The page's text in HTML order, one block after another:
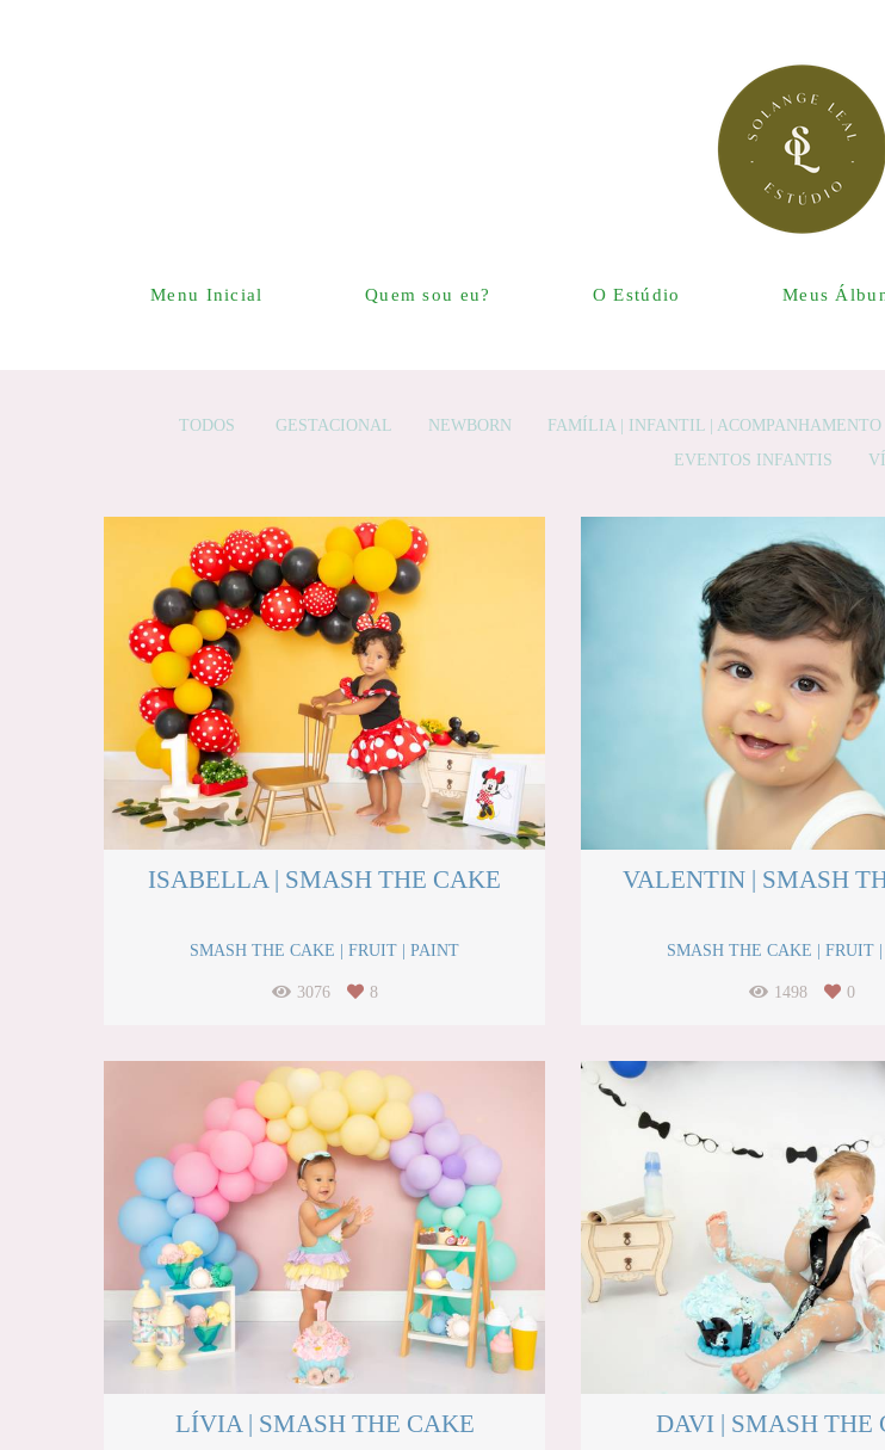
Menu Inicial Quem sou eu? O Estúdio Meus
TODOS GESTACIONAL NEWBORN FAMÍLIA | INFANTIL | ACOMPANHAMENTO
EVENTOS INFANTIS
ISABELLA | SMASH THE CAKE
SMASH THE CAKE | FRUIT | PAINT
3076 8
VALENTIN | SMASH
SMASH THE CAKE | FRUIT
1498 0
LÍVIA | SMASH THE CAKE DAVI | SMASH THE